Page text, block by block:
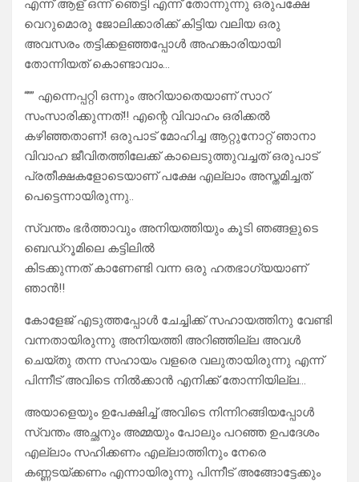
എന്ന് ആള് ഒന്ന് ഞെട്ടി എന്ന് തോന്നുന്നു ഒരുപക്ഷേ
വെറുമൊരു ജോലിക്കാരിക്ക് കിട്ടിയ വലിയ ഒരു
അവസരം തട്ടിക്കളഞ്ഞപ്പോൾ അഹങ്കാരിയായി
തോന്നിയത് കൊണ്ടാവാം…
“”” എന്നെപ്പറ്റി ഒന്നും അറിയാതെയാണ് സാറ്
സംസാരിക്കുന്നത്!! എന്റെ വിവാഹം ഒരിക്കൽ
കഴിഞ്ഞതാണ്! ഒരുപാട് മോഹിച്ച ആറ്റുനോറ്റ് ഞാനാ
വിവാഹ ജീവിതത്തിലേക്ക് കാലെടുത്തുവച്ചത് ഒരുപാട്
പ്രതീക്ഷകളോടെയാണ് പക്ഷേ എല്ലാം അസ്തമിച്ചത്
പെട്ടെന്നായിരുന്നു..
സ്വന്തം ഭർത്താവും അനിയത്തിയും കൂടി ഞങ്ങളുടെ
ബെഡ്റൂമിലെ കട്ടിലിൽ
കിടക്കുന്നത് കാണേണ്ടി വന്ന ഒരു ഹതഭാഗ്യയാണ്
ഞാൻ!!
കോളേജ് എടുത്തപ്പോൾ ചേച്ചിക്ക് സഹായത്തിനു വേണ്ടി
വന്നതായിരുന്നു അനിയത്തി അറിഞ്ഞില്ല അവൾ
ചെയ്തു തന്ന സഹായം വളരെ വലുതായിരുന്നു എന്ന്
പിന്നീട് അവിടെ നിൽക്കാൻ എനിക്ക് തോന്നിയില്ല…
അയാളെയും ഉപേക്ഷിച്ച് അവിടെ നിന്നിറങ്ങിയപ്പോൾ
സ്വന്തം അച്ഛനും അമ്മയും പോലും പറഞ്ഞ ഉപദേശം
എല്ലാം സഹിക്കണം എല്ലാത്തിനും നേരെ
കണ്ണടയ്ക്കണം എന്നായിരുന്നു പിന്നീട് അങ്ങോട്ടേക്കും